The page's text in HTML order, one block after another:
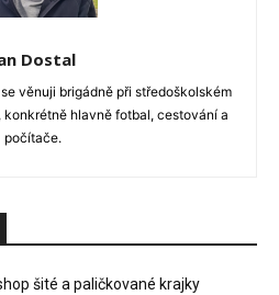
Dostal
věnuji brigádně při středoškolském
konkrétně hlavně fotbal, cestování a
počítače.
šité a paličkované krajky